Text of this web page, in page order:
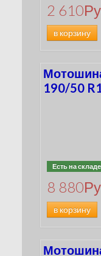
2 610
в корзину
190/50
Есть на складе
8 880
в корзину